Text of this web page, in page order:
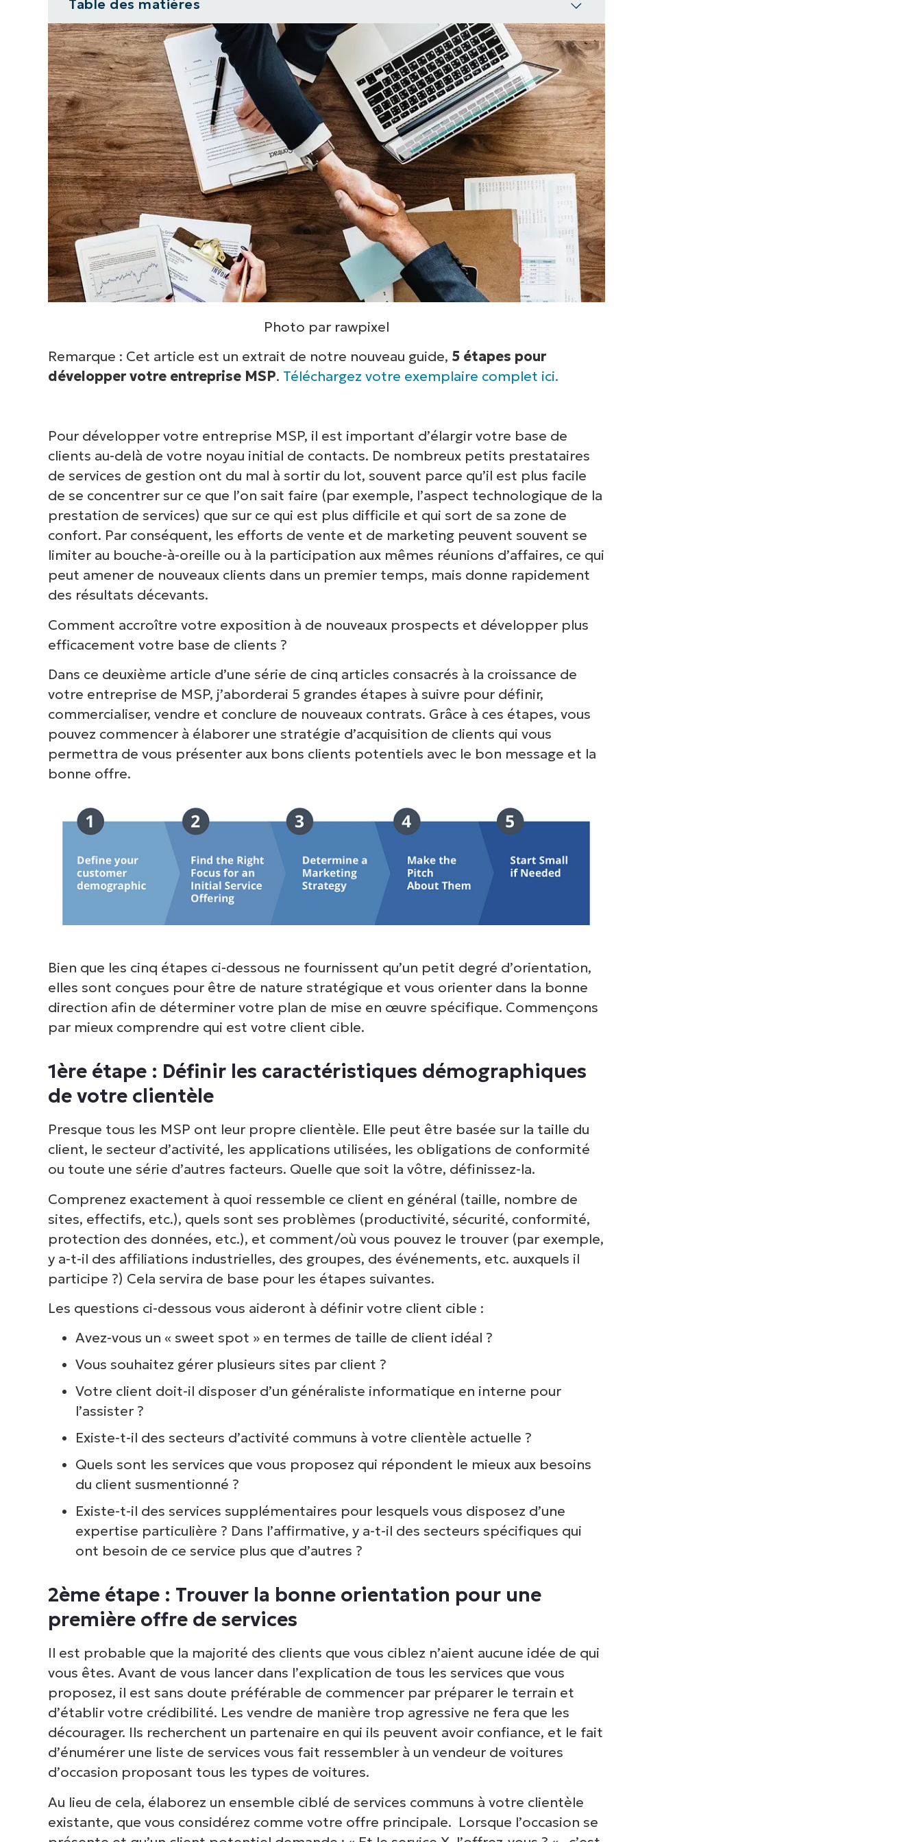
Table des matières
1ère étape : Définir les caractéristiques démographiques de votre clientèle
2ème étape : Trouver la bonne orientation pour une première offre de
services
3ème étape : Déterminer une stratégie de marketing
4ème Étape : Faire en sorte que le discours soit centré sur eux
5ème étape : S’implanter auprès de nouveaux clients et se développer au
fil du temps
Prochaines étapes : Apprenez à améliorer la fidélisation des clients et
l’acquisition de nouveaux clients en même temps
Photo par rawpixel
Remarque : Cet article est un extrait de notre nouveau guide, 5 étapes pour
développer votre entreprise MSP. Téléchargez votre exemplaire complet ici.
Pour développer votre entreprise MSP, il est important d’élargir votre base de
clients au-delà de votre noyau initial de contacts. De nombreux petits prestataires
de services de gestion ont du mal à sortir du lot, souvent parce qu’il est plus facile
de se concentrer sur ce que l’on sait faire (par exemple, l’aspect technologique de la
prestation de services) que sur ce qui est plus difficile et qui sort de sa zone de
confort. Par conséquent, les efforts de vente et de marketing peuvent souvent se
limiter au bouche-à-oreille ou à la participation aux mêmes réunions d’affaires, ce qui
peut amener de nouveaux clients dans un premier temps, mais donne rapidement
des résultats décevants.
Comment accroître votre exposition à de nouveaux prospects et développer plus
efficacement votre base de clients ?
Dans ce deuxième article d’une série de cinq articles consacrés à la croissance de
votre entreprise de MSP, j’aborderai 5 grandes étapes à suivre pour définir,
commercialiser, vendre et conclure de nouveaux contrats. Grâce à ces étapes, vous
pouvez commencer à élaborer une stratégie d’acquisition de clients qui vous
permettra de vous présenter aux bons clients potentiels avec le bon message et la
bonne offre.
Bien que les cinq étapes ci-dessous ne fournissent qu’un petit degré d’orientation,
elles sont conçues pour être de nature stratégique et vous orienter dans la bonne
direction afin de déterminer votre plan de mise en œuvre spécifique. Commençons
par mieux comprendre qui est votre client cible.
1ère étape : Définir les caractéristiques démographiques
de votre clientèle
Presque tous les MSP ont leur propre clientèle. Elle peut être basée sur la taille du
client, le secteur d’activité, les applications utilisées, les obligations de conformité
ou toute une série d’autres facteurs. Quelle que soit la vôtre, définissez-la.
Comprenez exactement à quoi ressemble ce client en général (taille, nombre de
sites, effectifs, etc.), quels sont ses problèmes (productivité, sécurité, conformité,
protection des données, etc.), et comment/où vous pouvez le trouver (par exemple,
y a-t-il des affiliations industrielles, des groupes, des événements, etc. auxquels il
participe ?) Cela servira de base pour les étapes suivantes.
Les questions ci-dessous vous aideront à définir votre client cible :
Avez-vous un « sweet spot » en termes de taille de client idéal ?
Vous souhaitez gérer plusieurs sites par client ?
Votre client doit-il disposer d’un généraliste informatique en interne pour
l’assister ?
Existe-t-il des secteurs d’activité communs à votre clientèle actuelle ?
Quels sont les services que vous proposez qui répondent le mieux aux besoins
du client susmentionné ?
Existe-t-il des services supplémentaires pour lesquels vous disposez d’une
expertise particulière ? Dans l’affirmative, y a-t-il des secteurs spécifiques qui
ont besoin de ce service plus que d’autres ?
2ème étape : Trouver la bonne orientation pour une
première offre de services
Il est probable que la majorité des clients que vous ciblez n’aient aucune idée de qui
vous êtes. Avant de vous lancer dans l’explication de tous les services que vous
proposez, il est sans doute préférable de commencer par préparer le terrain et
d’établir votre crédibilité. Les vendre de manière trop agressive ne fera que les
décourager. Ils recherchent un partenaire en qui ils peuvent avoir confiance, et le fait
d’énumérer une liste de services vous fait ressembler à un vendeur de voitures
d’occasion proposant tous les types de voitures.
Au lieu de cela, élaborez un ensemble ciblé de services communs à votre clientèle
existante, que vous considérez comme votre offre principale. Lorsque l’occasion se
Parcourez nos démonstrations à la demande pour
découvrir comment NinjaOne simplifie les tâches
informatiques telles que la gestion des terminaux, les
encore.